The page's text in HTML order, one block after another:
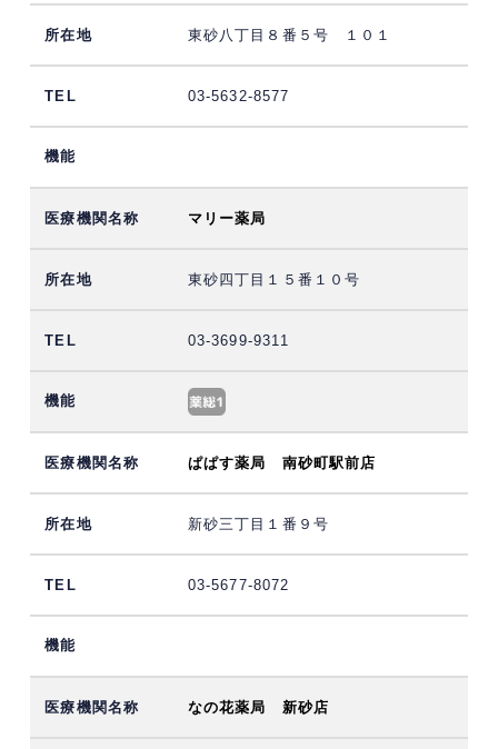
東砂八丁目８番５号 １０１
03-5632-8577
マリー薬局
東砂四丁目１５番１０号
03-3699-9311
ぱぱす薬局 南砂町駅前店
新砂三丁目１番９号
03-5677-8072
なの花薬局 新砂店